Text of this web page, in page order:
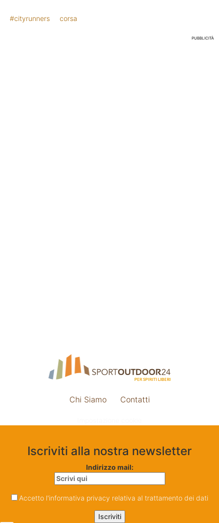
#cityrunners corsa
PUBBLICITÀ
Chi Siamo Contatti
Iscriviti alla nostra newsletter
Indirizzo mail:
Accetto l'informativa privacy relativa al trattamento dei dati